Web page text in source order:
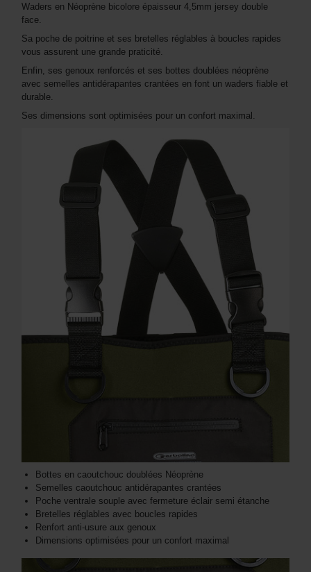
Waders en Néoprène bicolore épaisseur 4,5mm jersey double
face.
Sa poche de poitrine et ses bretelles réglables à boucles rapides
vous assurent une grande praticité.
Enfin, ses genoux renforcés et ses bottes doublées néoprène
avec semelles antidérapantes crantées en font un waders fiable et
durable.
Ses dimensions sont optimisées pour un confort maximal.
Bottes en caoutchouc doublées Néoprène
Semelles caoutchouc antidérapantes crantées
Poche ventrale souple avec fermeture éclair semi étanche
Bretelles réglables avec boucles rapides
Renfort anti-usure aux genoux
Dimensions optimisées pour un confort maximal